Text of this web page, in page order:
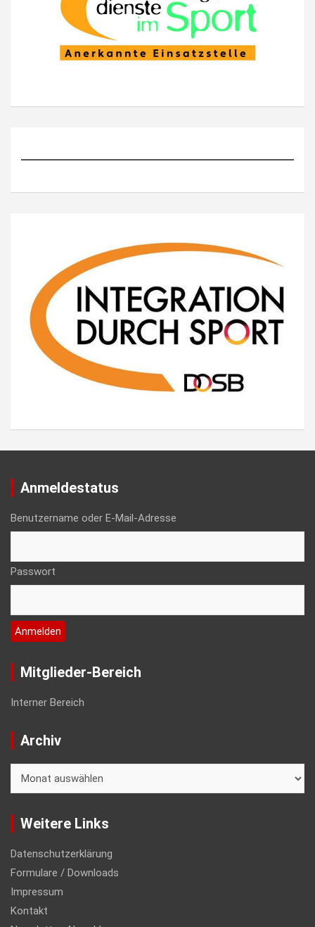
Anmeldestatus
Benutzername oder E-Mail-Adresse
Passwort
Mitglieder-Bereich
Interner Bereich
Archiv
Weitere Links
Datenschutzerklärung
Formulare / Downloads
Impressum
Kontakt